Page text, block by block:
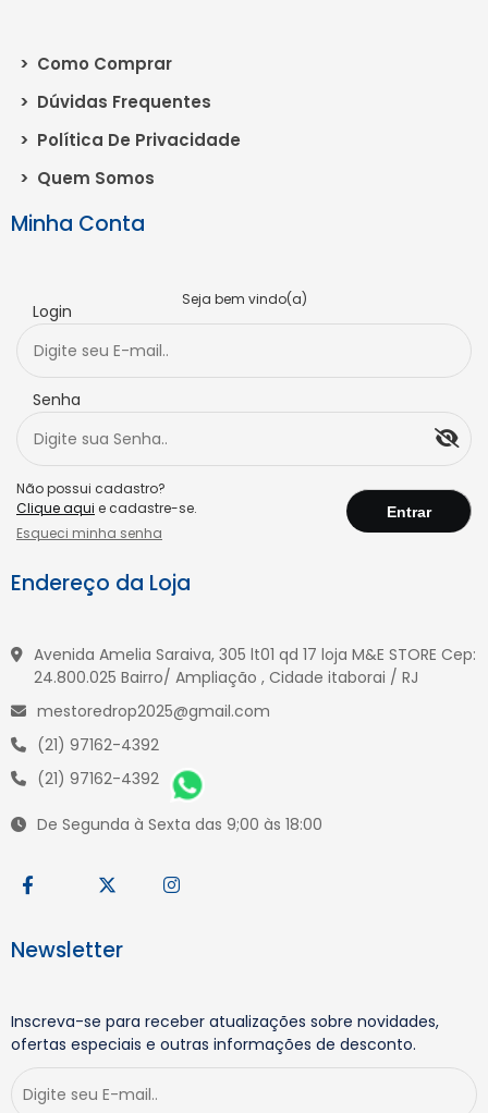
> Como Comprar
> Dúvidas Frequentes
> Política De Privacidade
> Quem Somos
Minha Conta
Seja bem vindo(a)
Login
Senha
Não possui cadastro?
Clique aqui e cadastre-se.
Esqueci minha senha
Endereço da Loja
Avenida Amelia Saraiva, 305 lt01 qd 17 loja M&E STORE Cep:
24.800.025 Bairro/ Ampliação , Cidade itaborai / RJ
mestoredrop2025@gmail.com
(21) 97162-4392
(21) 97162-4392
De Segunda à Sexta das 9;00 às 18:00
Newsletter
Inscreva-se para receber atualizações sobre novidades,
ofertas especiais e outras informações de desconto.